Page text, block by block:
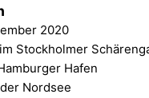
2020
Stockholmer
Hafen
Nordsee